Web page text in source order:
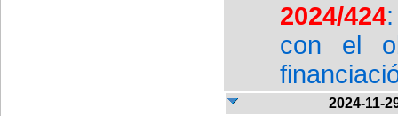
2024/424
con el
2024-11-